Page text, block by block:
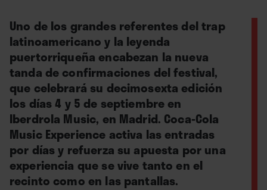
Uno de los grandes referentes del trap
latinoamericano y la leyenda
puertorriqueña encabezan la nueva
tanda de confirmaciones del festival,
que celebrará su decimosexta edición
los días 4 y 5 de septiembre en
Iberdrola Music, en Madrid. Coca-Cola
Music Experience activa las entradas
por días y refuerza su apuesta por una
experiencia que se vive tanto en el
recinto como en las pantallas.